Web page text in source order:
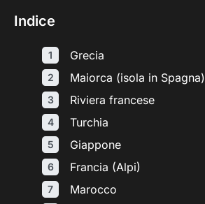
Indice
Grecia
Maiorca (isola in Spagna)
Riviera francese
Turchia
Giappone
Francia (Alpi)
Marocco